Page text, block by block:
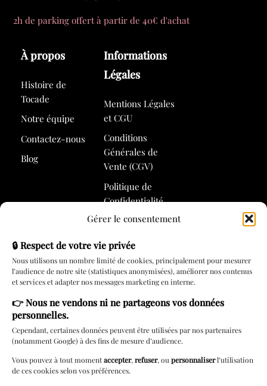
Gérer le consentement
🔒 Respect de votre vie privée
Nous utilisons un nombre limité de cookies, principalement pour mesurer
l’audience de notre site (statistiques anonymisées), améliorer nos contenus
et services et adapter nos messages marketing en interne.
👉Nous ne vendons ni ne partageons vos données
personnelles.
Cependant, certaines données peuvent être utilisées par nos partenaires
(notamment Google) à des fins de mesure d’audience.
Vous pouvez à tout momentaccepter,refuser, oupersonnaliserl’utilisation
de ces cookies selon vos préférences.
2h de parking offert à partir de 40€ d'achat
À propos
Histoire de
Tocade
Notre équipe
Contactez-nous
Blog
Informations
Légales
Mentions Légales
et CGU
Conditions
Générales de
Vente (CGV)
Politique de
Confidentialité
Politique de
Services
Rendez-vous
Carte cadeau
Lingerie à
domicile